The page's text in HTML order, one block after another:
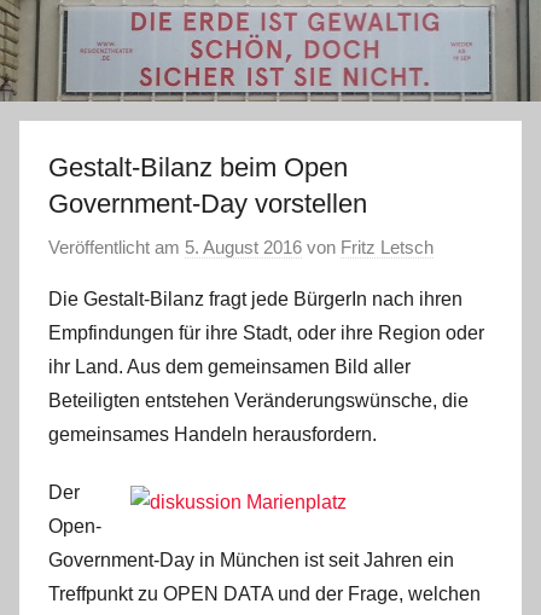
Gestalt-Bilanz beim Open
Government-Day vorstellen
Veröffentlicht am 5. August 2016 von Fritz Letsch
Die Gestalt-Bilanz fragt jede BürgerIn nach ihren
Empfindungen für ihre Stadt, oder ihre Region oder
ihr Land. Aus dem gemeinsamen Bild aller
Beteiligten entstehen Veränderungswünsche, die
gemeinsames Handeln herausfordern.
Der
Open-
Government-Day in München ist seit Jahren ein
Treffpunkt zu OPEN DATA und der Frage, welchen